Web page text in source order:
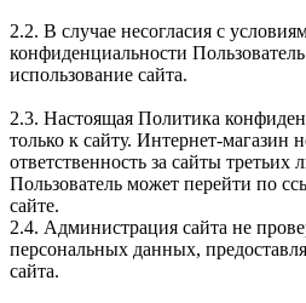
2.2. В случае несогласия с
конфиденциальности
использование сайта.
2.3. Настоящая Политика
только к сайту. Интернет-магазин
ответственность за сайты третьих
Пользователь может перейти по
сайте.
2.4. Администрация сайта не
персональных данных,
сайта.